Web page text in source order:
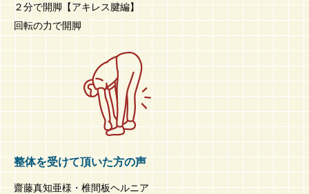
２分で開脚【アキレス腱編】
回転の力で開脚
整体を受けて頂いた方の声
齋藤真知亜様・椎間板ヘルニア